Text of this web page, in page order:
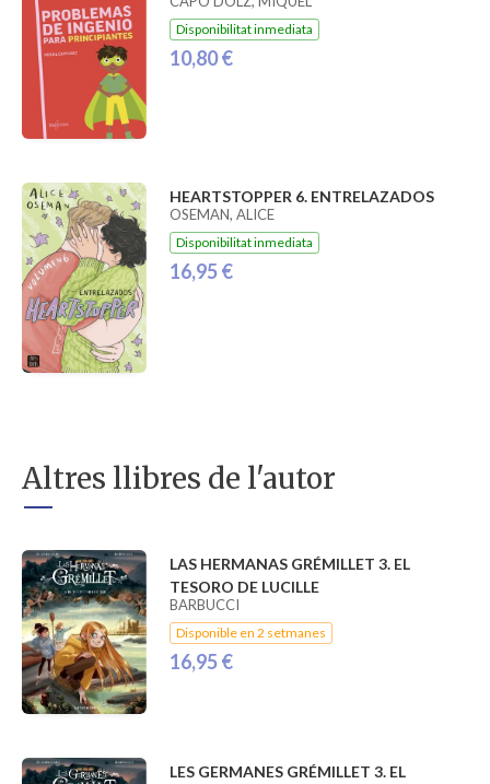
Disponibilitat inmediata
10,80 €
HEARTSTOPPER 6. ENTRELAZADOS
OSEMAN, ALICE
Disponibilitat inmediata
16,95 €
Altres llibres de l'autor
LAS HERMANAS GRÉMILLET 3. EL
TESORO DE LUCILLE
BARBUCCI
Disponible en 2 setmanes
16,95 €
LES GERMANES GRÉMILLET 3. EL